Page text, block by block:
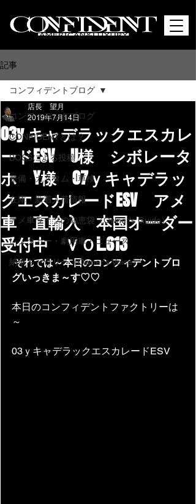
記事
コンフィデントブログ
CONFIDENTとは？
BOSSによる投稿
整備・カスタム・車検
在庫・新着入荷情報
アメ車ライフの知恵袋（Owner's Guide）
レンタカー・劇用車・ニュース
納車ギャラリー（Owner's Voice）
コンフィデントブログ
03y キャデラックエスカレ
ードESV U様 シボレータ
ホ Y様 07ｙキャデラッ
クエスカレードESV アメ
車 直輸入 本国オーダー
受付中 ＶＯL.613
店長 望月
2019年7月14日
それでは～本日のコンフィデントブロ
グいっきま～す♡♡
本日のコンフィデントファクトリーは
～
03ｙキャデラックエスカレードESV